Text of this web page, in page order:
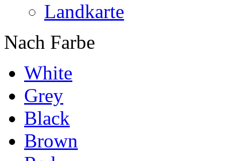
Landkarte
Nach Farbe
White
Grey
Black
Brown